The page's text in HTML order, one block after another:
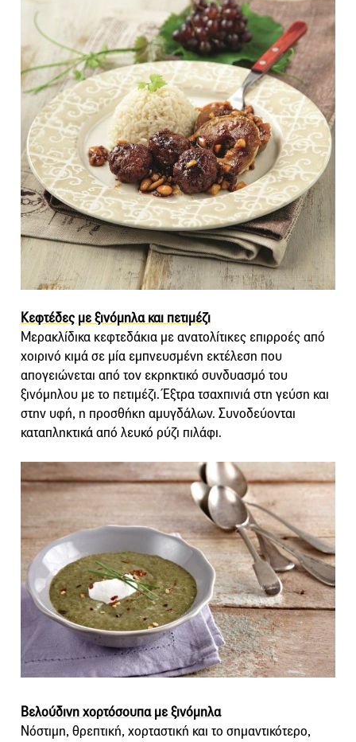
Κεφτέδες με ξινόμηλα και πετιμέζι
Μερακλίδικα κεφτεδάκια με ανατολίτικες επιρροές από
χοιρινό κιμά σε μία εμπνευσμένη εκτέλεση που
απογειώνεται από τον εκρηκτικό συνδυασμό του
ξινόμηλου με το πετιμέζι. Έξτρα τσαχπινιά στη γεύση και
στην υφή, η προσθήκη αμυγδάλων. Συνοδεύονται
καταπληκτικά από λευκό ρύζι πιλάφι.
Βελούδινη χορτόσουπα με ξινόμηλα
Νόστιμη, θρεπτική, χορταστική και το σημαντικότερο,